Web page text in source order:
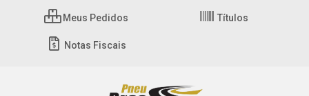
Meus Pedidos Títulos
Notas Fiscais